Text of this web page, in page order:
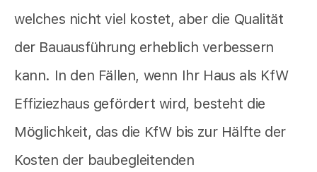
welches nicht viel kostet, aber die Qualität
der Bauausführung erheblich verbessern
kann. In den Fällen, wenn Ihr Haus als KfW
Effiziezhaus gefördert wird, besteht die
Möglichkeit, das die KfW bis zur Hälfte der
Kosten der baubegleitenden